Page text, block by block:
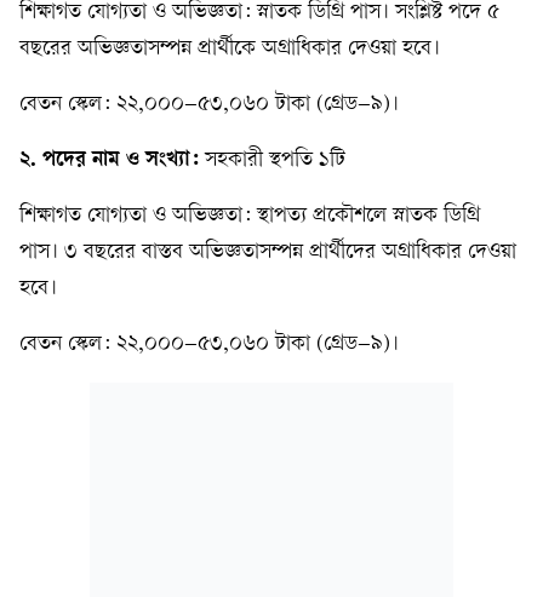
শিক্ষাগত যোগ্যতা ও অভিজ্ঞতা: স্নাতক ডিগ্রি পাস। সংশ্লিষ্ট পদে ৫
বছরের অভিজ্ঞতাসম্পন্ন প্রার্থীকে অগ্রাধিকার দেওয়া হবে।
বেতন স্কেল: ২২,০০০–৫৩,০৬০ টাকা (গ্রেড–৯)।
২. পদের নাম ও সংখ্যা: সহকারী স্থপতি ১টি
শিক্ষাগত যোগ্যতা ও অভিজ্ঞতা: স্থাপত্য প্রকৌশলে স্নাতক ডিগ্রি
পাস। ৩ বছরের বাস্তব অভিজ্ঞতাসম্পন্ন প্রার্থীদের অগ্রাধিকার দেওয়া
হবে।
বেতন স্কেল: ২২,০০০–৫৩,০৬০ টাকা (গ্রেড–৯)।